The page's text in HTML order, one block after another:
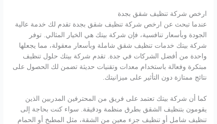
ارخص شركة تنظيف شقق بجدة
عندما تبحث عن ارخص شركة تنظيف شقق بجدة تقدم لك خدمة عالية
الجودة وبأسعار تنافسية، فإن شركة بيتك هي الخيار المثالي. توفر
شركة بيتك خدمات تنظيف شقق شاملة وبأسعار معقولة، مما يجعلها
واحدة من أفضل الشركات في جدة. تقدم شركة بيتك حلول تنظيف
مبتكرة وفعالة باستخدام معدات وتقنيات حديثة تضمن لك الحصول على
نتائج ممتازة دون التأثير على ميزانيتك.
كما أن شركة بيتك تعتمد على فريق من المحترفين المدربين الذين
يقومون بتنظيف الشقق بطرق منظمة ودقيقة. سواء كنت بحاجة إلى
تنظيف شامل أو تنظيف جزء معين من الشقة، مثل المطبخ أو الحمام